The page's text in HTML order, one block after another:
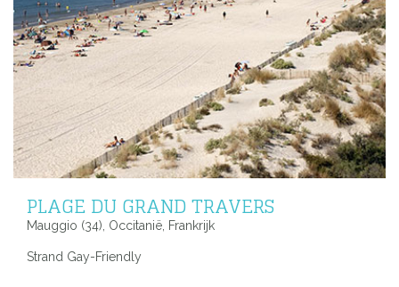
PLAGE DU GRAND TRAVERS
Mauggio (34), Occitanië, Frankrijk
Strand Gay-Friendly